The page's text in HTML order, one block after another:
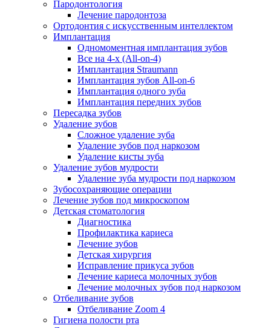
Пародонтология
Лечение пародонтоза
Ортодонтия с искусственным интеллектом
Имплантация
Одномоментная имплантация зубов
Все на 4-х (All-on-4)
Имплантация Straumann
Имплантация зубов All-on-6
Имплантация одного зуба
Имплантация передних зубов
Пересадка зубов
Удаление зубов
Сложное удаление зуба
Удаление зубов под наркозом
Удаление кисты зуба
Удаление зубов мудрости
Удаление зуба мудрости под наркозом
Зубосохраняющие операции
Лечение зубов под микроскопом
Детская стоматология
Диагностика
Профилактика кариеса
Лечение зубов
Детская хирургия
Исправление прикуса зубов
Лечение кариеса молочных зубов
Лечение молочных зубов под наркозом
Отбеливание зубов
Отбеливание Zoom 4
Гигиена полости рта